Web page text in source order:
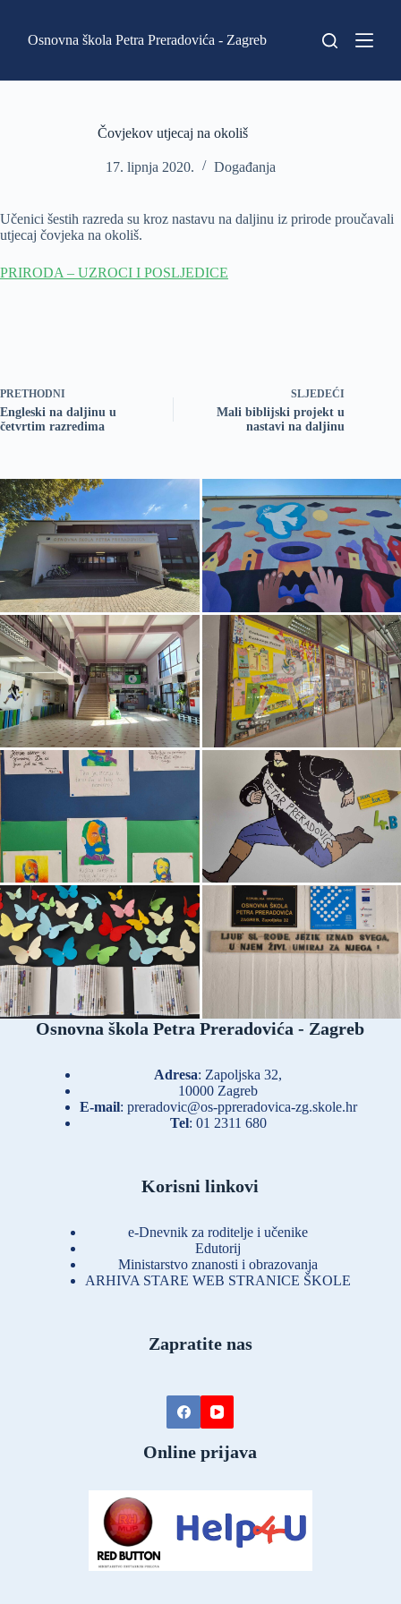
k
r
ž
j
Osnovna škola Petra Preradovića - Zagreb
Čovjekov utjecaj na okoliš
17. lipnja 2020. Događanja
Učenici šestih razreda su kroz nastavu na daljinu iz prirode proučavali
utjecaj čovjeka na okoliš.
PRIRODA – UZROCI I POSLJEDICE
PRETHODNI
Engleski na daljinu u
četvrtim razredima
SLJEDEĆI
Mali biblijski projekt u
nastavi na daljinu
Osnovna škola Petra Preradovića - Zagreb
Adresa: Zapoljska 32,
10000 Zagreb
E-mail: preradovic@os-ppreradovica-zg.skole.hr
Tel: 01 2311 680
Korisni linkovi
e-Dnevnik za roditelje i učenike
Edutorij
Ministarstvo znanosti i obrazovanja
ARHIVA STARE WEB STRANICE ŠKOLE
Zapratite nas
Online prijava